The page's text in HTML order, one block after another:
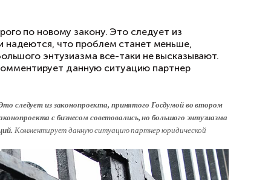
проводить только строго по новому
Предприниматели надеются, что
новаций. Комментирует данную
Сичинский.
строго по новому закону. Это следует из
при подготовке законопроекта с бизнесом